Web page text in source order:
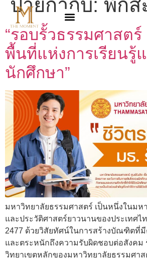
ป้ายกำกับ: พักส
“รอบรั้วธรรมศาสตร์
พื้นที่แห่งการเรียนรู้
นักศึกษา”
มหาวิทยาลัยธรรมศาสตร์ เป็นหนึ่งในมห
และประวัติศาสตร์ยาวนานของประเทศไ
2477 ด้วยวิสัยทัศน์ในการสร้างบัณฑิตที่
และตระหนักถึงความรับผิดชอบต่อสังคม
วิทยาเขตหลักของมหาวิทยาลัยธรรมศา